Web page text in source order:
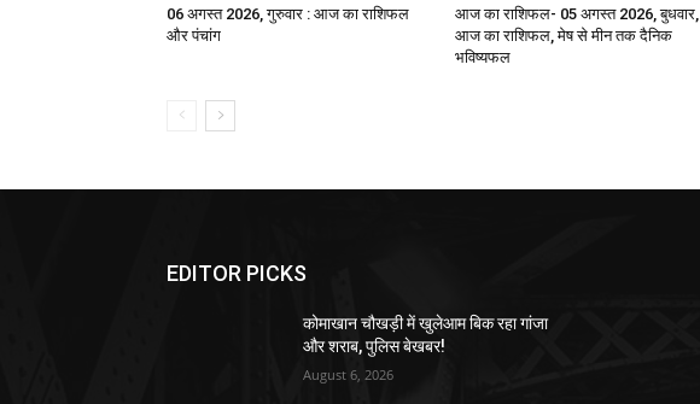
06 अगस्त 2026, गुरुवार : आज का राशिफल
और पंचांग
आज का राशिफल- 05 अगस्त 2026, बुधवार,
आज का राशिफल, मेष से मीन तक दैनिक
भविष्यफल
EDITOR PICKS
कोमाखान चौखड़ी में खुलेआम बिक रहा गांजा
और शराब, पुलिस बेखबर!
August 6, 2026